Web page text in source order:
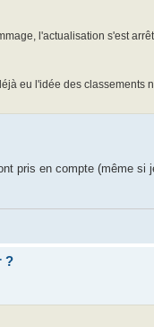
l'actualisation s'est
eu l'idée des classements
pris en compte (même
?